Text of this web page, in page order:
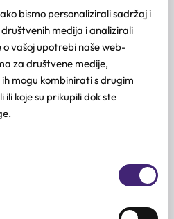
bismo personalizirali sadržaj i
medija i analizirali
vašoj upotrebi naše web-
za društvene medije,
mogu kombinirati s drugim
koje su prikupili dok ste
maglica
faze
nanošenje
i sjajan finish bez